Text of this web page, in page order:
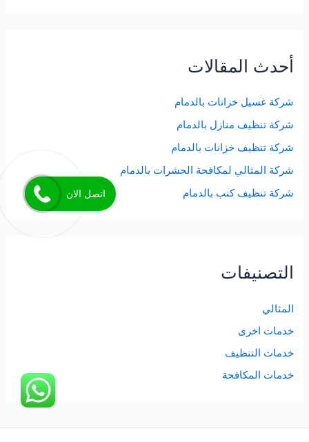
أحدث المقالات
شركة غسيل خزانات بالدمام
شركة تنظيف منازل بالدمام
شركة تنظيف خزانات بالدمام
شركة المثالي لمكافحة الحشرات بالدمام
شركة تنظيف كنب بالدمام
التصنيفات
المثالي
خدمات اخرى
خدمات التنظيف
خدمات المكافحة
اتصل الان